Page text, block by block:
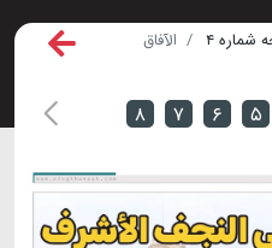
شماره ۴ الآفاق
۵ ۶ ۷ ۸